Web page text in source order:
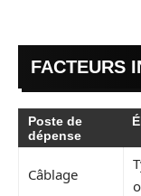
FACTEURS
Poste de
dépense
Câblage